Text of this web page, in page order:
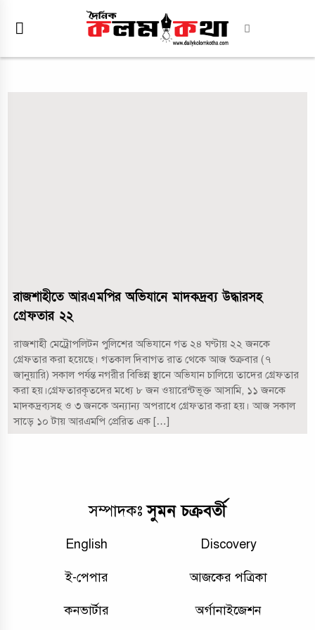
রাজশাহীতে আরএমপির অভিযানে মাদকদ্রব্য উদ্ধারসহ
গ্রেফতার ২২
রাজশাহী মেট্রোপলিটন পুলিশের অভিযানে গত ২৪ ঘণ্টায় ২২ জনকে
গ্রেফতার করা হয়েছে। গতকাল দিবাগত রাত থেকে আজ শুক্রবার (৭
জানুয়ারি) সকাল পর্যন্ত নগরীর বিভিন্ন স্থানে অভিযান চালিয়ে তাদের গ্রেফতার
করা হয়।গ্রেফতারকৃতদের মধ্যে ৮ জন ওয়ারেন্টভূক্ত আসামি, ১১ জনকে
মাদকদ্রব্যসহ ও ৩ জনকে অন্যান্য অপরাধে গ্রেফতার করা হয়। আজ সকাল
সাড়ে ১০ টায় আরএমপি প্রেরিত এক […]
সম্পাদকঃসুমন চক্রবর্তী
English Discovery
ই-পেপার আজকের পত্রিকা
কনভার্টার অর্গানাইজেশন